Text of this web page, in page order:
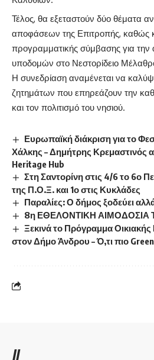
Τέλος, θα εξεταστούν δύο θέματα
αποφάσεων της Επιτροπής, καθώς
προγραμματικής σύμβασης για
υποδομών στο Νεστορίδειο
Η συνεδρίαση αναμένεται να
ζητημάτων που επηρεάζουν την
και τον πολιτισμό του νησιού.
Ευρωπαϊκή διάκριση για το
Χάλκης – Δημήτρης Κρεμαστινός
Heritage Hub
Στη Σαντορίνη στις 4/6 το 6ο
της Π.Ο.Ξ. και 1ο στις Κυκλάδες
Παραλίες: Ο δήμος ξοδεύει
8η ΕΘΕΛΟΝΤΙΚΗ
Ξεκινά το Πρόγραμμα
στον Δήμο Άνδρου – Ό,τι πιο
//